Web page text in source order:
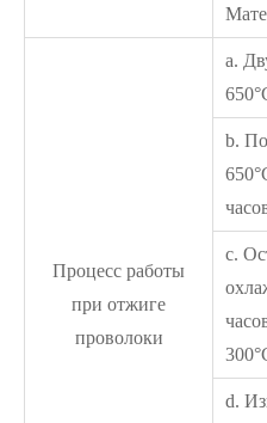
Процесс работы
при отжиге
проволоки
a.
b.
c.
d.